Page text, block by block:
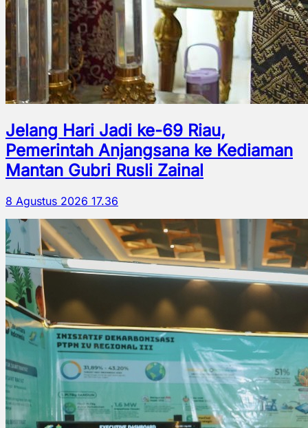
Jelang Hari Jadi ke-69 Riau,
Pemerintah Anjangsana ke Kediaman
Mantan Gubri Rusli Zainal
8 Agustus 2026 17.36